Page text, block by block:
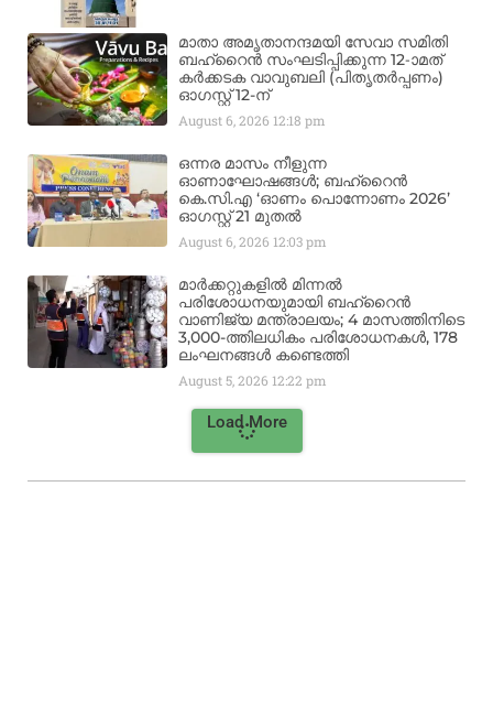
മാതാ അമൃതാനന്ദമയി സേവാ സമിതി
ബഹ്‌റൈൻ സംഘടിപ്പിക്കുന്ന 12-ാമത്
കർക്കടക വാവുബലി (പിതൃതർപ്പണം)
ഓഗസ്റ്റ് 12-ന്
August 6, 2026 12:18 pm
ഒന്നര മാസം നീളുന്ന
ഓണാഘോഷങ്ങൾ; ബഹ്‌റൈൻ
കെ.സി.എ ‘ഓണം പൊന്നോണം 2026’
ഓഗസ്റ്റ് 21 മുതൽ
August 6, 2026 12:03 pm
മാർക്കറ്റുകളിൽ മിന്നൽ
പരിശോധനയുമായി ബഹ്‌റൈൻ
വാണിജ്യ മന്ത്രാലയം; 4 മാസത്തിനിടെ
3,000-ത്തിലധികം പരിശോധനകൾ, 178
ലംഘനങ്ങൾ കണ്ടെത്തി
August 5, 2026 12:22 pm
Load More